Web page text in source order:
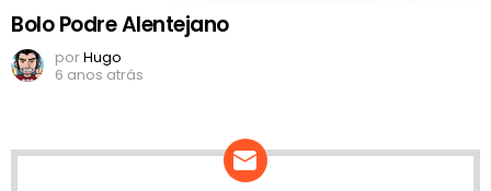
Bolo Podre Alentejano
porHugo
6 anos atrás